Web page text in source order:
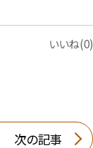
いいね(0)
次の記事